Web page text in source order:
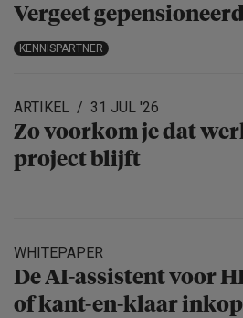
Vergeet
KENNISPARTNER
ARTIKEL 31 JUL '26
Zo voorkom je dat
project blijft
WHITEPAPER
De AI-assistent voor
of kant-en-klaar